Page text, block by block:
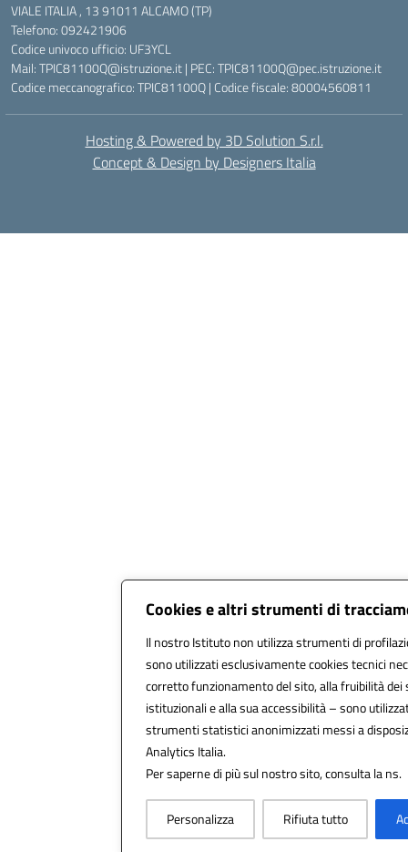
Cookies e altri strumenti di
Il nostro Istituto non utilizza strumenti di
sono utilizzati esclusivamente cookies tecnici
corretto funzionamento del sito, alla fruibilità dei
istituzionali e alla sua accessibilità – sono
strumenti statistici anonimizzati messi a
Analytics Italia.
Per saperne di più sul nostro sito, consulta la ns.
Personalizza Rifiuta tutto
VIALE ITALIA , 13 91011 ALCAMO (TP)
Telefono: 092421906
Codice univoco ufficio: UF3YCL
Mail: TPIC81100Q@istruzione.it | PEC: TPIC81100Q@pec.istruzione.it
Codice meccanografico: TPIC81100Q | Codice fiscale: 80004560811
Hosting & Powered by 3D Solution S.r.l.
Concept & Design by Designers Italia